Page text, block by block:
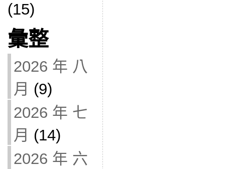
(15)
彙整
2026 年 八
月 (9)
2026 年 七
月 (14)
2026 年 六